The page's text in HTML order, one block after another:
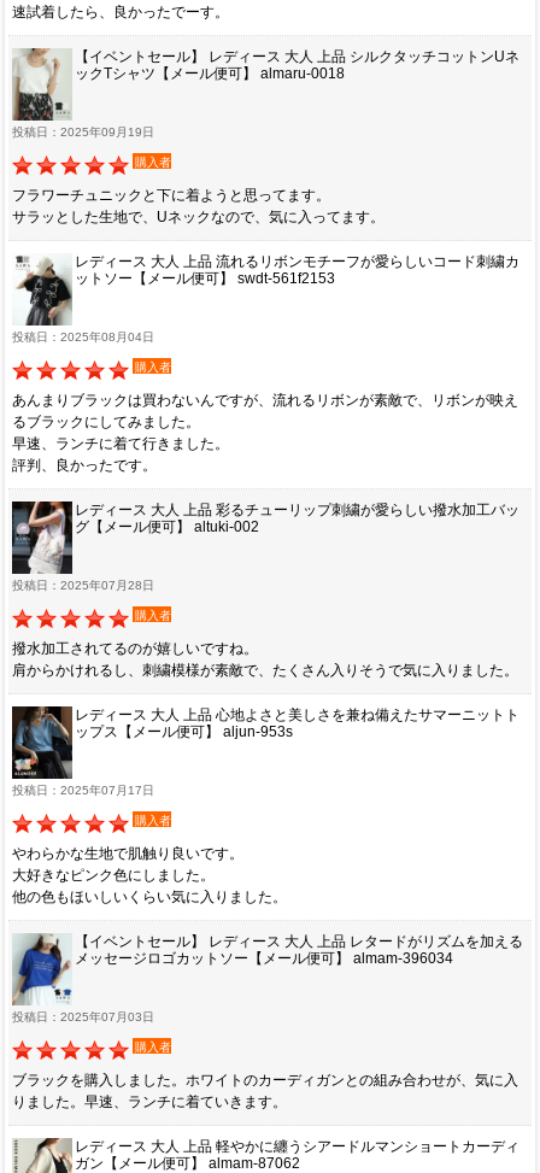
速試着したら、良かったでーす。
【イベントセール】 レディース 大人 上品 シルクタッチコットンUネ
ックTシャツ【メール便可】 almaru-0018
投稿日：2025年09月19日
購入者
フラワーチュニックと下に着ようと思ってます。
サラッとした生地で、Uネックなので、気に入ってます。
レディース 大人 上品 流れるリボンモチーフが愛らしいコード刺繍カ
ットソー【メール便可】 swdt-561f2153
投稿日：2025年08月04日
購入者
あんまりブラックは買わないんですが、流れるリボンが素敵で、リボンが映え
るブラックにしてみました。
早速、ランチに着て行きました。
評判、良かったです。
レディース 大人 上品 彩るチューリップ刺繍が愛らしい撥水加工バッ
グ【メール便可】 altuki-002
投稿日：2025年07月28日
購入者
撥水加工されてるのが嬉しいですね。
肩からかけれるし、刺繍模様が素敵で、たくさん入りそうで気に入りました。
レディース 大人 上品 心地よさと美しさを兼ね備えたサマーニットト
ップス【メール便可】 aljun-953s
投稿日：2025年07月17日
購入者
やわらかな生地で肌触り良いです。
大好きなピンク色にしました。
他の色もほいしいくらい気に入りました。
【イベントセール】 レディース 大人 上品 レタードがリズムを加える
メッセージロゴカットソー【メール便可】 almam-396034
投稿日：2025年07月03日
購入者
ブラックを購入しました。ホワイトのカーディガンとの組み合わせが、気に入
りました。早速、ランチに着ていきます。
レディース 大人 上品 軽やかに纏うシアードルマンショートカーディ
ガン【メール便可】 almam-87062